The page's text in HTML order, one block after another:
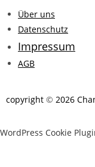
Über uns
Datenschutz
Impressum
AGB
copyright © 2026
WordPress Cookie